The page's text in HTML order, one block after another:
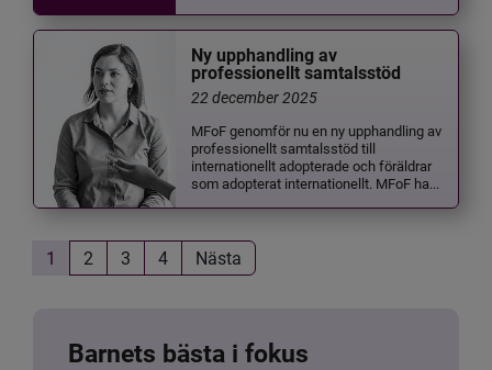
Ny upphandling av
professionellt samtalsstöd
22 december 2025
MFoF genomför nu en ny upphandling av
professionellt samtalsstöd till
internationellt adopterade och föräldrar
som adopterat internationellt. MFoF ha...
1 2 3 4 Nästa
Barnets bästa i fokus